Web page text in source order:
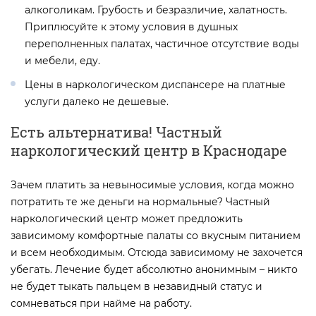
алкоголикам. Грубость и безразличие, халатность.
Приплюсуйте к этому условия в душных
переполненных палатах, частичное отсутствие воды
и мебели, еду.
Цены в наркологическом диспансере на платные
услуги далеко не дешевые.
Есть альтернатива! Частный
наркологический центр в Краснодаре
Зачем платить за невыносимые условия, когда можно
потратить те же деньги на нормальные? Частный
наркологический центр может предложить
зависимому комфортные палаты со вкусным питанием
и всем необходимым. Отсюда зависимому не захочется
убегать. Лечение будет абсолютно анонимным – никто
не будет тыкать пальцем в незавидный статус и
сомневаться при найме на работу.